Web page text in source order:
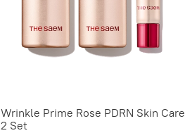
Wrinkle Prime Rose PDRN Skin Care
2 Set